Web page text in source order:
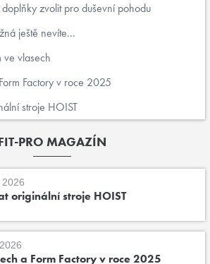
zvolit pro duševní pohodu
ještě nevíte...
ve vlasech
Factory v roce 2025
stroje HOIST
PRO MAGAZÍN
originální stroje HOIST
a Form Factory v roce 2025